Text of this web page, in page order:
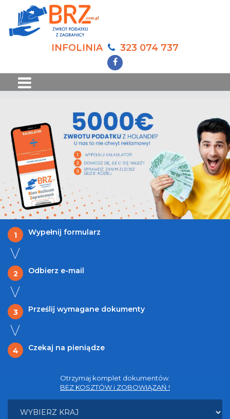
INFOLINIA 323 074 737
1 Wypełnij formularz
2 Odbierz e-mail
3 Prześlij wymagane dokumenty
4 Czekaj na pieniądze
Otrzymaj komplet dokumentów.
BEZ KOSZTÓW i ZOBOWIĄZAŃ !